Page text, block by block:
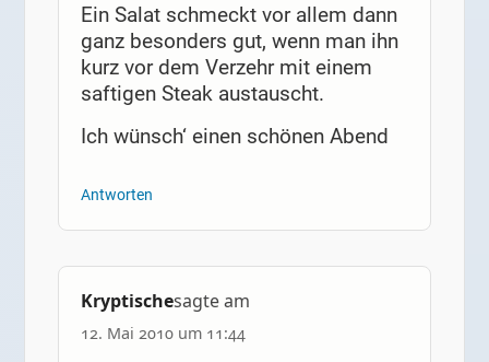
Ein Salat schmeckt vor allem dann
ganz besonders gut, wenn man ihn
kurz vor dem Verzehr mit einem
saftigen Steak austauscht.
Ich wünsch‘ einen schönen Abend
Antworten
Kryptischesagte am
12. Mai 2010 um 11:44